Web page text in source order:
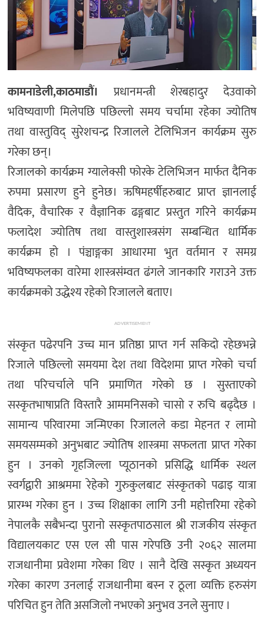
कामनाडेली,काठमाडौं। प्रधानमन्त्री शेरबहादुर देउवाको
भविष्यवाणी मिलेपछि पछिल्लो समय चर्चामा रहेका ज्योतिष
तथा वास्तुविद् सुरेशचन्द्र रिजालले टेलिभिजन कार्यक्रम सुरु
गरेका छन्।
रिजालको कार्यक्रम ग्यालेक्सी फोरके टेलिभिजन मार्फत दैनिक
रुपमा प्रसारण हुने हुनेछ। ऋषिमहर्षीहरुबाट प्राप्त ज्ञानलाई
वैदिक, वैचारिक र वैज्ञानिक ढङ्गबाट प्रस्तुत गरिने कार्यक्रम
फलादेश ज्योतिष तथा वास्तुशास्त्रसंग सम्बन्धित धार्मिक
कार्यक्रम हो । पंञ्चाङ्गका आधारमा भुत वर्तमान र समग्र
भविष्यफलका वारेमा शास्त्रसंम्वत ढंगले जानकारि गराउने उक्त
कार्यक्रमको उद्धेश्य रहेको रिजालले बताए।
ADVERTISEMENT
संस्कृत पढेरपनि उच्च मान प्रतिष्ठा प्राप्त गर्न सकिदाे रहेछभन्ने
रिजाले पछिल्लो समयमा देश तथा विदेशमा प्राप्त गरेकाे चर्चा
तथा परिचर्चाले पनि प्रमाणित गरेकाे छ । सुस्ताएकाे
सस्कृतभाषाप्रति विस्तारै आममनिसकाे चासाे र रुचि बढ्दैछ ।
सामान्य परिवारमा जन्मिएका रिजालले कडा मेहनत र लामाे
समयसम्मकाे अनुभबाट ज्याेतिष शास्त्रमा सफलता प्राप्त गरेका
हुन । उनकाे गृहजिल्ला प्यूठानको प्रसिद्धि धार्मिक स्थल
स्वर्गद्वारी आश्रममा रेहेकाे गुरुकुलबाट संस्कृतकाे पढाइ यात्रा
प्रारम्भ गरेका हुन । उच्च शिक्षाका लागि उनी महाेत्तरिमा रहेकाे
नेपालकै सबैभन्दा पुरानाे सस्कृतपाठसाल श्री राजकीय संस्कृत
विद्यालयकाट एस एल सी पास गरेपछि उनी २०६२ सालमा
राजधानीमा प्रवेशमा गरेका थिए । सानै देखि सस्कृत अध्ययन
गरेका कारण उनलाई राजधानीमा बस्न र ठूला व्यक्ति हरुसंग
परिचित हुन तेति असजिलो नभएकाे अनुभव उनले सुनाए ।